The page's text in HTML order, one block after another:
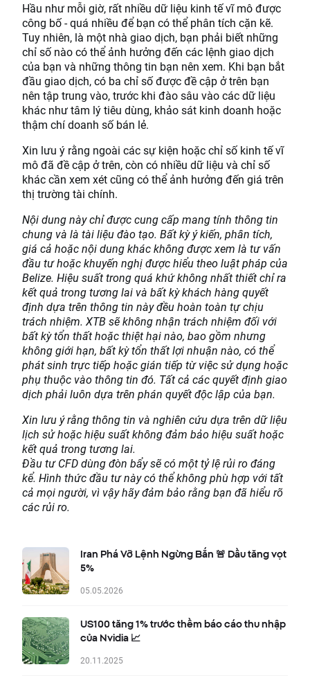
Hầu như mỗi giờ, rất nhiều dữ liệu kinh tế vĩ mô được
công bố - quá nhiều để bạn có thể phân tích cặn kẽ.
Tuy nhiên, là một nhà giao dịch, bạn phải biết những
chỉ số nào có thể ảnh hưởng đến các lệnh giao dịch
của bạn và những thông tin bạn nên xem. Khi bạn bắt
đầu giao dịch, có ba chỉ số được đề cập ở trên bạn
nên tập trung vào, trước khi đào sâu vào các dữ liệu
khác như tâm lý tiêu dùng, khảo sát kinh doanh hoặc
thậm chí doanh số bán lẻ.
Xin lưu ý rằng ngoài các sự kiện hoặc chỉ số kinh tế vĩ
mô đã đề cập ở trên, còn có nhiều dữ liệu và chỉ số
khác cần xem xét cũng có thể ảnh hưởng đến giá trên
thị trường tài chính.
Nội dung này chỉ được cung cấp mang tính thông tin
chung và là tài liệu đào tạo. Bất kỳ ý kiến, phân tích,
giá cả hoặc nội dung khác không được xem là tư vấn
đầu tư hoặc khuyến nghị được hiểu theo luật pháp của
Belize. Hiệu suất trong quá khứ không nhất thiết chỉ ra
kết quả trong tương lai và bất kỳ khách hàng quyết
định dựa trên thông tin này đều hoàn toàn tự chịu
trách nhiệm. XTB sẽ không nhận trách nhiệm đối với
bất kỳ tổn thất hoặc thiệt hại nào, bao gồm nhưng
không giới hạn, bất kỳ tổn thất lợi nhuận nào, có thể
phát sinh trực tiếp hoặc gián tiếp từ việc sử dụng hoặc
phụ thuộc vào thông tin đó. Tất cả các quyết định giao
dịch phải luôn dựa trên phán quyết độc lập của bạn.
Xin lưu ý rằng thông tin và nghiên cứu dựa trên dữ liệu
lịch sử hoặc hiệu suất không đảm bảo hiệu suất hoặc
kết quả trong tương lai.
Đầu tư CFD dùng đòn bẩy sẽ có một tỷ lệ rủi ro đáng
kể. Hình thức đầu tư này có thể không phù hợp với tất
cả mọi người, vì vậy hãy đảm bảo rằng bạn đã hiểu rõ
các rủi ro.
Iran Phá Vỡ Lệnh Ngừng Bắn 🚨 Dầu tăng vọt
5%
05.05.2026
US100 tăng 1% trước thềm báo cáo thu nhập
của Nvidia 📈
20.11.2025